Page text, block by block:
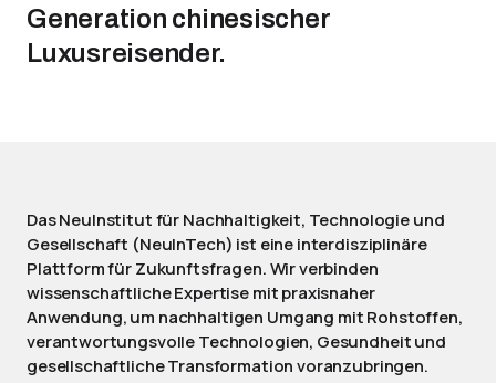
Generation chinesischer
Luxusreisender.
Das NeuInstitut für Nachhaltigkeit, Technologie und
Gesellschaft (NeuInTech) ist eine interdisziplinäre
Plattform für Zukunftsfragen. Wir verbinden
wissenschaftliche Expertise mit praxisnaher
Anwendung, um nachhaltigen Umgang mit Rohstoffen,
verantwortungsvolle Technologien, Gesundheit und
gesellschaftliche Transformation voranzubringen.